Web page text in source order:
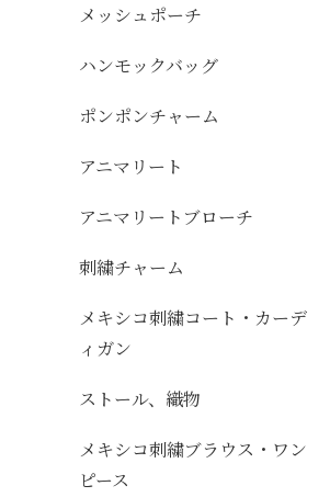
メッシュポーチ
ハンモックバッグ
ポンポンチャーム
アニマリート
アニマリートブローチ
刺繍チャーム
メキシコ刺繍コート・カーデ
ィガン
ストール、織物
メキシコ刺繍ブラウス・ワン
ピース